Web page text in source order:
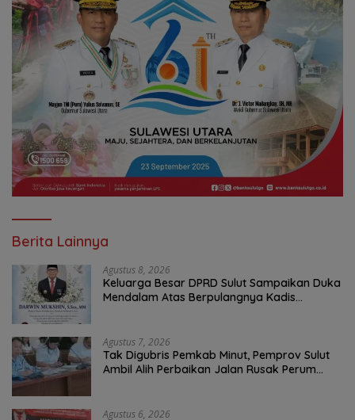
Berita Lainnya
Agustus 8, 2026
Keluarga Besar DPRD Sulut Sampaikan Duka
Mendalam Atas Berpulangnya Kadis
Agustus 7, 2026
Tak Digubris Pemkab Minut, Pemprov Sulut
Ambil Alih Perbaikan Jalan Rusak Perum
Agustus 6, 2026